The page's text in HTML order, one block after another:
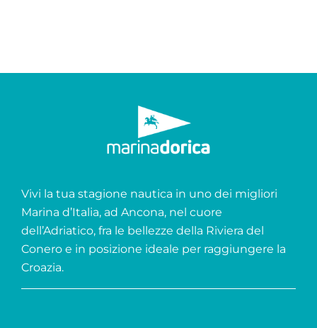
Vivi la tua stagione nautica in uno dei migliori
Marina d’Italia, ad Ancona, nel cuore
dell’Adriatico, fra le bellezze della Riviera del
Conero e in posizione ideale per raggiungere la
Croazia.